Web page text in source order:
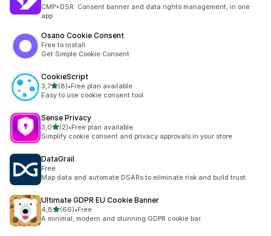
CMP+DSR: Consent banner and data rights management, in one
app
Osano Cookie Consent
Free to install
Get Simple Cookie Consent
CookieScript
3,75 yıldız üzerinden
(8)
toplam 8 değerlendirme
•Free plan available
Easy to use cookie consent tool
Sense Privacy
3,05 yıldız üzerinden
(2)
toplam 2 değerlendirme
•Free plan available
Simplify cookie consent and privacy approvals in your store
DataGrail
Free
Map data and automate DSARs to eliminate risk and build trust.
Ultimate GDPR EU Cookie Banner
4,85 yıldız üzerinden
(66)
toplam 66 değerlendirme
•Free
A minimal, modern and stunning GDPR cookie bar.